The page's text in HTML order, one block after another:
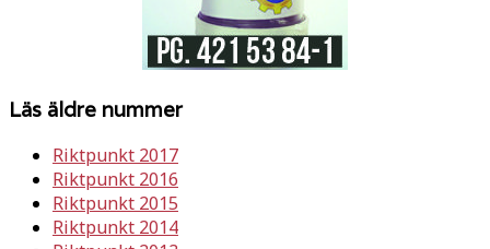
Läs äldre nummer
Riktpunkt 2017
Riktpunkt 2016
Riktpunkt 2015
Riktpunkt 2014